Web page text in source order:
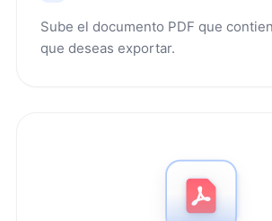
Sube el documento PDF que
que deseas exportar.